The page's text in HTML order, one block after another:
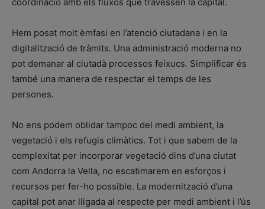
Hem posat molt èmfasi en l’atenció ciutadana i en la
digitalització de tràmits. Una administració moderna no
pot demanar al ciutadà processos feixucs. Simplificar és
també una manera de respectar el temps de les
persones.
No ens podem oblidar tampoc del medi ambient, la
vegetació i els refugis climàtics. Tot i que sabem de la
complexitat per incorporar vegetació dins d’una ciutat
com Andorra la Vella, no escatimarem en esforços i
recursos per fer-ho possible. La modernització d’una
capital pot anar lligada al respecte per medi ambient i l’ús